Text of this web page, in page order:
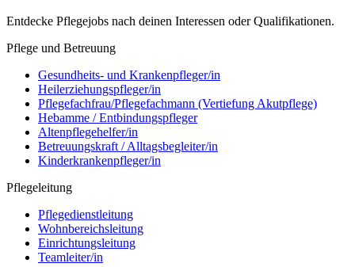
Entdecke Pflegejobs nach deinen Interessen oder Qualifikationen.
Pflege und Betreuung
Gesundheits- und Krankenpfleger/in
Heilerziehungspfleger/in
Pflegefachfrau/Pflegefachmann (Vertiefung Akutpflege)
Hebamme / Entbindungspfleger
Altenpflegehelfer/in
Betreuungskraft / Alltagsbegleiter/in
Kinderkrankenpfleger/in
Pflegeleitung
Pflegedienstleitung
Wohnbereichsleitung
Einrichtungsleitung
Teamleiter/in